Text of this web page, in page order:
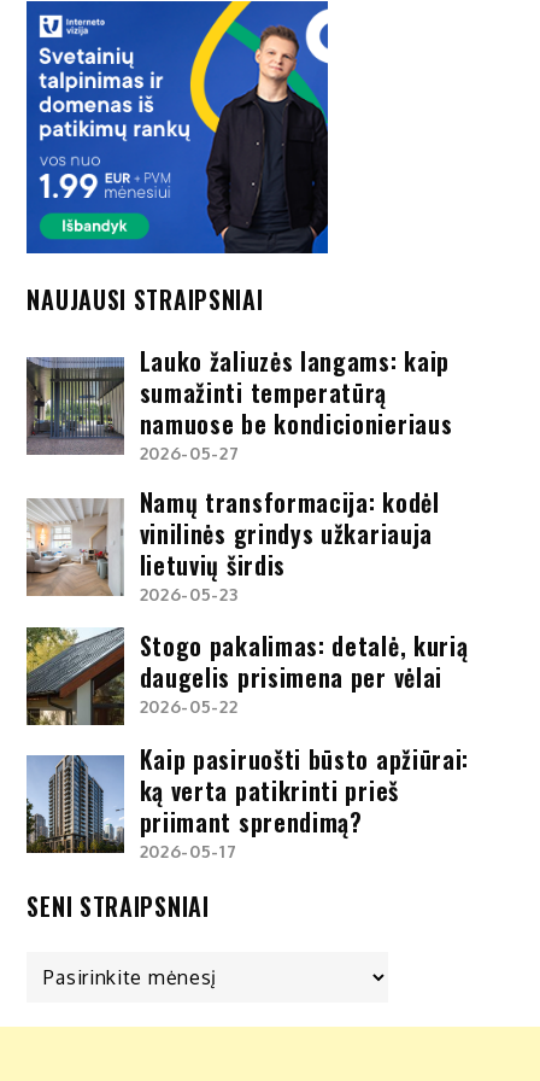
NAUJAUSI STRAIPSNIAI
Lauko žaliuzės langams: kaip
sumažinti temperatūrą
namuose be kondicionieriaus
2026-05-27
Namų transformacija: kodėl
vinilinės grindys užkariauja
lietuvių širdis
2026-05-23
Stogo pakalimas: detalė, kurią
daugelis prisimena per vėlai
2026-05-22
Kaip pasiruošti būsto apžiūrai:
ką verta patikrinti prieš
priimant sprendimą?
2026-05-17
SENI STRAIPSNIAI